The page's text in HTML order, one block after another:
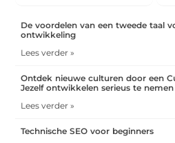
De voordelen van een tweede taal
ontwikkeling
Lees verder »
Ontdek nieuwe culturen door een
Jezelf ontwikkelen serieus te nemen
Lees verder »
Technische SEO voor beginners